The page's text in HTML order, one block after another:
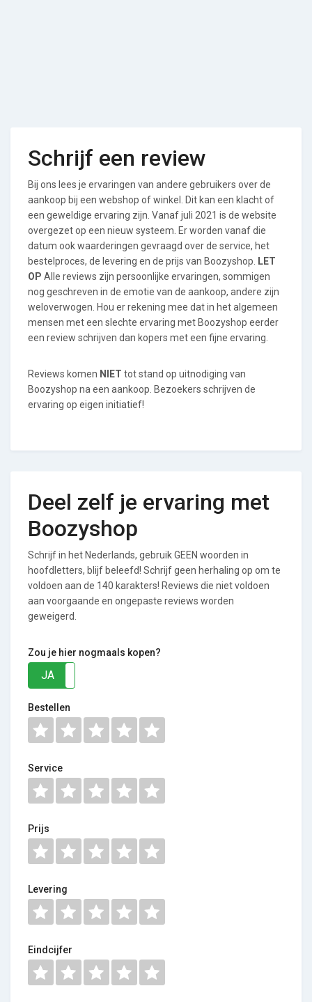
Schrijf een review
Bij ons lees je ervaringen van andere gebruikers over de
aankoop bij een webshop of winkel. Dit kan een klacht of
een geweldige ervaring zijn. Vanaf juli 2021 is de website
overgezet op een nieuw systeem. Er worden vanaf die
datum ook waarderingen gevraagd over de service, het
bestelproces, de levering en de prijs van Boozyshop.
LET
OP Alle reviews zijn persoonlijke ervaringen, sommigen
nog geschreven in de emotie van de aankoop, andere zijn
weloverwogen. Hou er rekening mee dat in het algemeen
mensen met een slechte ervaring met Boozyshop eerder
een review schrijven dan kopers met een fijne ervaring.
Reviews komen NIET tot stand op uitnodiging van
Boozyshop na een aankoop. Bezoekers schrijven de
ervaring op eigen initiatief!
Deel zelf je ervaring met
Boozyshop
Schrijf in het Nederlands, gebruik GEEN woorden in
hoofdletters, blijf beleefd! Schrijf geen herhaling op om te
voldoen aan de 140 karakters! Reviews die niet voldoen
aan voorgaande en ongepaste reviews worden
geweigerd.
Zou je hier nogmaals kopen?
JA
Bestellen
Service
Prijs
Levering
Eindcijfer